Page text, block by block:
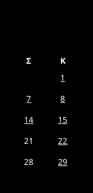
Σ
Κ
1
7
8
14
15
21
22
28
29